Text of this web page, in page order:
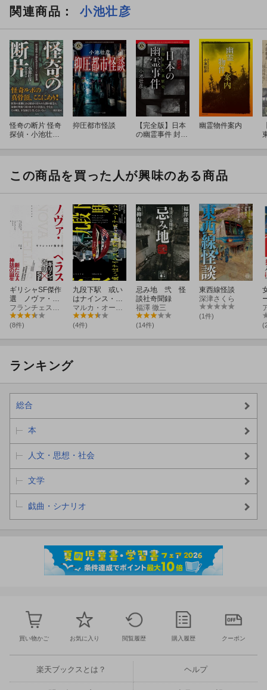
関連商品 ： 小池壮彦
怪奇の断片 怪奇
探偵・小池壮彦
抑圧都市怪談
【完全版】日本
の幽霊事件 封印
幽霊物件案内
この商品を買った人が興味のある商品
ギリシャSF傑作
選 ノヴァ・ヘ
ラス
(8件)
九段下駅 或い
はナインス・ス
テップ・ステー
ション
(4件)
忌み地 弐 怪
談社奇聞録
福澤 徹三
(14件)
東西線怪談
深津さくら
(1件)
ランキング
総合
本
人文・思想・社会
文学
戯曲・シナリオ
買い物かご お気に入り 閲覧履歴 購入履歴 クーポン
楽天ブックスとは？ ヘルプ